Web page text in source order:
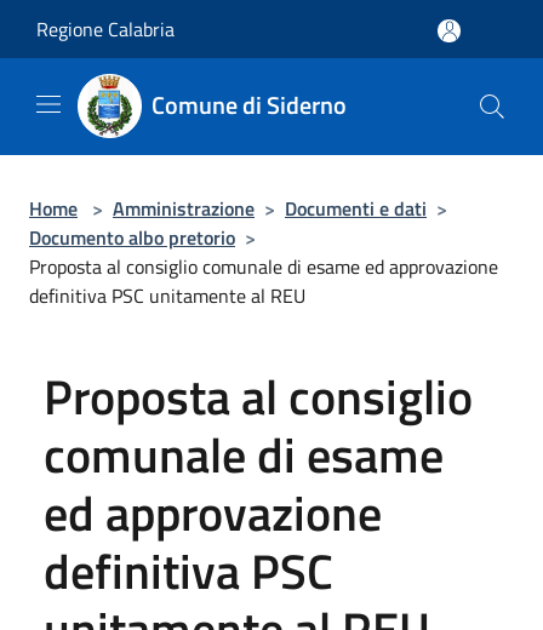
Regione Calabria
Comune di Siderno
Home > Amministrazione > Documenti e dati >
Documento albo pretorio >
Proposta al consiglio comunale di esame ed approvazione
definitiva PSC unitamente al REU
Proposta al consiglio
comunale di esame
ed approvazione
definitiva PSC